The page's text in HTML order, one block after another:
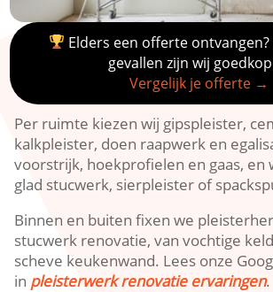
Elders een offerte ontvangen?
gevallen zijn wij
Vergelijk je offerte →
Per ruimte kiezen wij gipspleister,
kalkpleister, doen raapwerk en
voorstrijk, hoekprofielen en gaas, en
glad stucwerk, sierpleister of
Binnen en buiten fixen we
stucwerk renovatie, van vochtige
scheve keukenwand.​ Lees onze
in pleisterwerk renovatie ervaringen.​